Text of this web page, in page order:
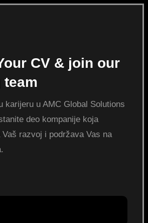
CV & join our
team
karijeru u AMC Global Solutions
deo kompanije koja
razvoj i podržava Vas na